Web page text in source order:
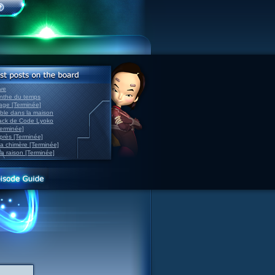
du temps
[Terminée]
dans la maison
de Code Lyoko
[Terminée]
chimère [Terminée]
raison [Terminée]